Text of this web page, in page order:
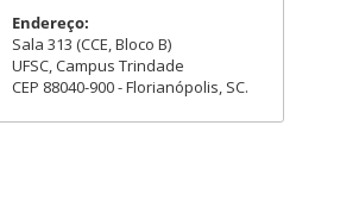
Endereço:
Sala 313 (CCE, Bloco B)
UFSC, Campus Trindade
CEP 88040-900 - Florianópolis, SC.